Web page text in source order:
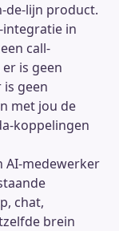
de-lijn product.
in
call-
is geen
is geen
met jou de
koppelingen
AI-medewerker
chat,
brein